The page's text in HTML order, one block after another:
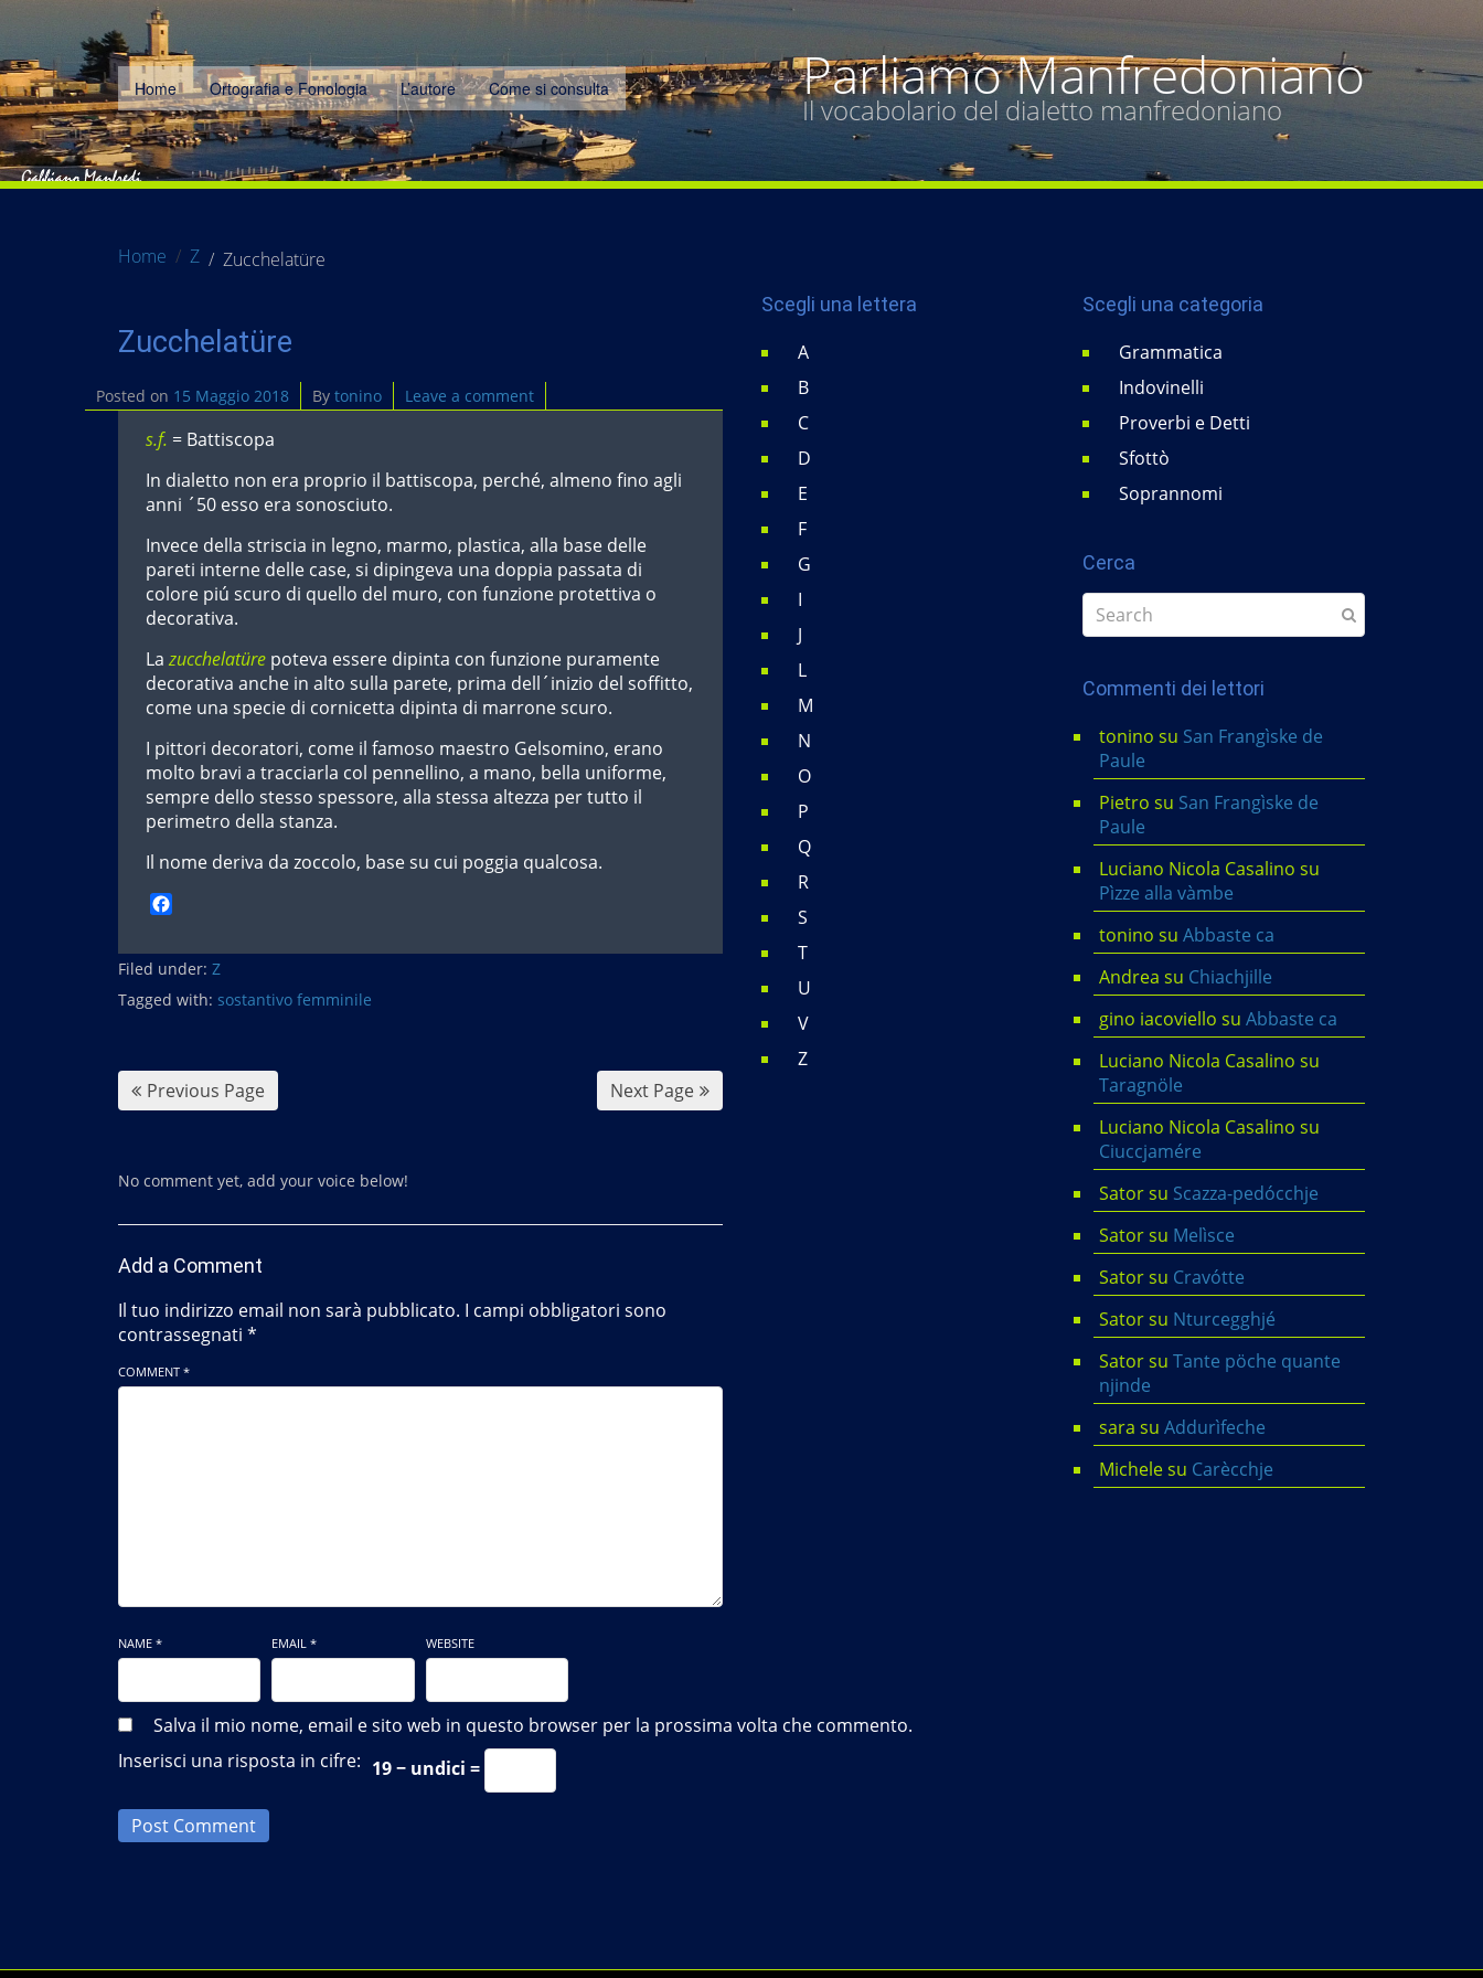
Parliamo Manfredoniano
Il vocabolario del dialetto manfredoniano
Home Ortografia e Fonologia L’autore Come si consulta
Home Z Zucchelatüre
Zucchelatüre
Posted on 15 Maggio 2018 By tonino Leave a comment
s.f. = Battiscopa
In dialetto non era proprio il battiscopa, perché, almeno fino agli
anni ´50 esso era sonosciuto.
Invece della striscia in legno, marmo, plastica, alla base delle
pareti interne delle case, si dipingeva una doppia passata di
colore piú scuro di quello del muro, con funzione protettiva o
decorativa.
La zucchelatüre poteva essere dipinta con funzione puramente
decorativa anche in alto sulla parete, prima dell´inizio del soffitto,
come una specie di cornicetta dipinta di marrone scuro.
I pittori decoratori, come il famoso maestro Gelsomino, erano
molto bravi a tracciarla col pennellino, a mano, bella uniforme,
sempre dello stesso spessore, alla stessa altezza per tutto il
perimetro della stanza.
Il nome deriva da zoccolo, base su cui poggia qualcosa.
c
e
b
Filed under: Z
Tagged with: sostantivo femminile
Previous Page Next Page
No comment yet, add your voice below!
Add a Comment
Il tuo indirizzo email non sarà pubblicato. I campi obbligatori sono
contrassegnati *
COMMENT *
NAME * EMAIL * WEBSITE
Salva il mio nome, email e sito web in questo browser per la prossima volta che commento.
Inserisci una risposta in cifre: 19 − undici =
Post Comment
Scegli una lettera
A
B
C
D
E
F
G
I
J
L
M
N
O
P
Q
R
S
T
U
V
Z
Scegli una categoria
Grammatica
Indovinelli
Proverbi e Detti
Sfottò
Soprannomi
Cerca
Commenti dei lettori
tonino su San Frangìske de
Paule
Pietro su San Frangìske de
Paule
Luciano Nicola Casalino su
Pìzze alla vàmbe
tonino su Abbaste ca
Andrea su Chiachjille
gino iacoviello su Abbaste ca
Luciano Nicola Casalino su
Taragnöle
Luciano Nicola Casalino su
Ciuccjamére
Satorsu Scazza-pedócchje
Satorsu Melìsce
Satorsu Cravótte
Satorsu Nturcegghjé
Satorsu Tante pöche quante
njinde
sara su Addurìfeche
Michelesu Carècchje